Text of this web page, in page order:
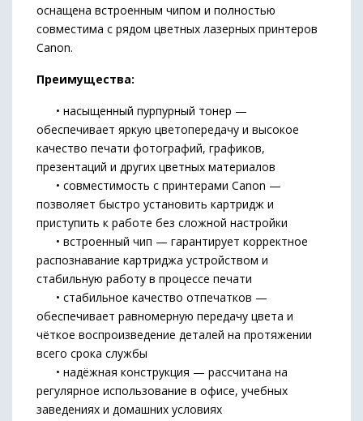
оснащена встроенным чипом и полностью
совместима с рядом цветных лазерных принтеров
Canon.
Преимущества:
• насыщенный пурпурный тонер —
обеспечивает яркую цветопередачу и высокое
качество печати фотографий, графиков,
презентаций и других цветных материалов
• совместимость с принтерами Canon —
позволяет быстро установить картридж и
приступить к работе без сложной настройки
• встроенный чип — гарантирует корректное
распознавание картриджа устройством и
стабильную работу в процессе печати
• стабильное качество отпечатков —
обеспечивает равномерную передачу цвета и
чёткое воспроизведение деталей на протяжении
всего срока службы
• надёжная конструкция — рассчитана на
регулярное использование в офисе, учебных
заведениях и домашних условиях